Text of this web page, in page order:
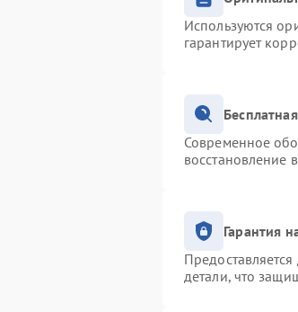
Используются
гарантирует
Современное
восстановление
Гарантия
детали, что